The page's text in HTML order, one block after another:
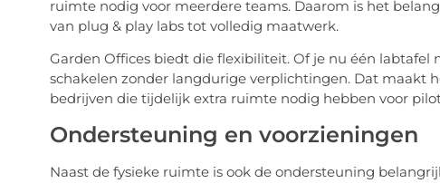
ruimte nodig voor meerdere teams. Daarom is het
van plug & play labs tot volledig maatwerk.
Garden Offices biedt die flexibiliteit. Of je nu één labtafel
schakelen zonder langdurige verplichtingen. Dat maakt
bedrijven die tijdelijk extra ruimte nodig hebben voor
Ondersteuning en voorzieningen
Naast de fysieke ruimte is ook de ondersteuning